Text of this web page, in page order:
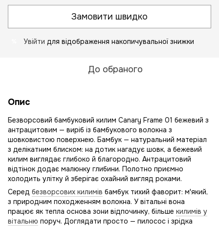
Замовити швидко
Увійти для відображення накопичувальної знижки
До обраного
Опис
Безворсовий бамбуковий килим Canary Frame 01 бежевий з
антрацитовим — виріб із бамбукового волокна з
шовковистою поверхнею. Бамбук — натуральний матеріал
з делікатним блиском: на дотик нагадує шовк, а бежевий
килим виглядає глибоко й благородно. Антрацитовий
відтінок додає малюнку глибини. Полотно приємно
холодить улітку й зберігає охайний вигляд роками.
Серед безворсових килимів бамбук тихий фаворит: м'який,
з природним походженням волокна. У вітальні вона
працює як тепла основа зони відпочинку, більше килимів у
вітальню поруч. Доглядати просто — пилосос і зрідка